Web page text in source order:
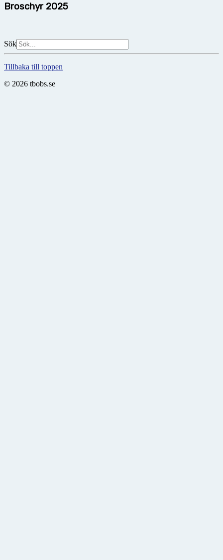
Broschyr 2025
Sök
Tillbaka till toppen
© 2026 tbobs.se